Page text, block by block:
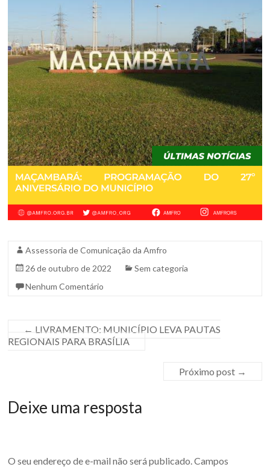
Assessoria de Comunicação da Amfro
26 de outubro de 2022
Sem categoria
Nenhum Comentário
← LIVRAMENTO: MUNICÍPIO LEVA PAUTAS
REGIONAIS PARA BRASÍLIA
Próximo post →
Deixe uma resposta
O seu endereço de e-mail não será publicado. Campos